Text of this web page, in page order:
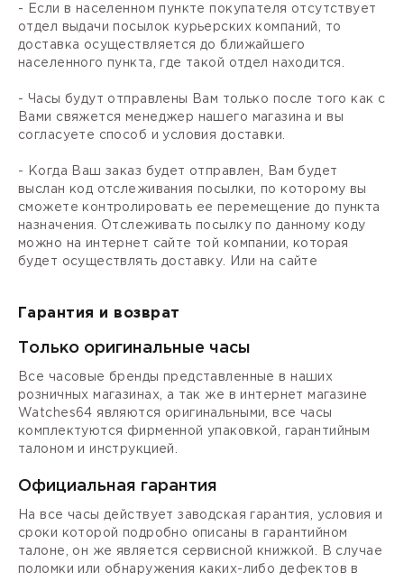
- Если в населенном пункте покупателя отсутствует
отдел выдачи посылок курьерских компаний, то
доставка осуществляется до ближайшего
населенного пункта, где такой отдел находится.
- Часы будут отправлены Вам только после того как с
Вами свяжется менеджер нашего магазина и вы
согласуете способ и условия доставки.
- Когда Ваш заказ будет отправлен, Вам будет
выслан код отслеживания посылки, по которому вы
сможете контролировать ее перемещение до пункта
назначения. Отслеживать посылку по данному коду
можно на интернет сайте той компании, которая
будет осуществлять доставку. Или на сайте
Гарантия и возврат
Только оригинальные часы
Все часовые бренды представленные в наших
розничных магазинах, а так же в интернет магазине
Watches64 являются оригинальными, все часы
комплектуются фирменной упаковкой, гарантийным
талоном и инструкцией.
Официальная гарантия
На все часы действует заводская гарантия, условия и
сроки которой подробно описаны в гарантийном
талоне, он же является сервисной книжкой. В случае
поломки или обнаружения каких-либо дефектов в